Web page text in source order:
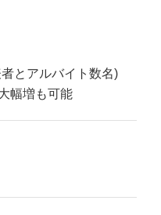
とアルバイト数名)
幅増も可能